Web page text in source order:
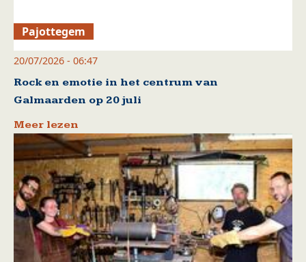
Pajottegem
20/07/2026 - 06:47
Rock en emotie in het centrum van
Galmaarden op 20 juli
Meer lezen